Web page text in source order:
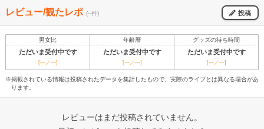
レビュー/観たレポ (--件) 投稿
男女比 年齢層 グッズの待ち時間
ただいま受付中です ただいま受付中です ただいま受付中です
[---／---] [---／---] [---／---]
※掲載されている情報は投稿されたデータを集計したもので、実際のライブとは異なる場合があ
ります。
レビューはまだ投稿されていません。